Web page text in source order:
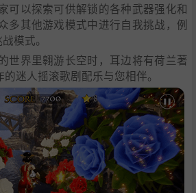
可以探索可供解锁的各种武器强化和
多其他游戏模式中进行自我挑战，例
模式。
世界里翱游长空时，耳边将有荷兰著
迷人摇滚歌剧配乐与您相伴。